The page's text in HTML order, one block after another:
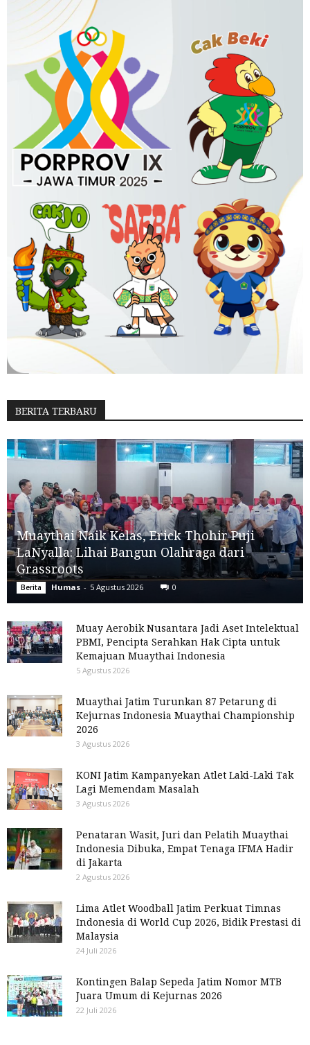
BERITA TERBARU
Muaythai Naik Kelas, Erick Thohir Puji
LaNyalla: Lihai Bangun Olahraga dari
Grassroots
Berita Humas - 5 Agustus 2026 0
Muay Aerobik Nusantara Jadi Aset Intelektual
PBMI, Pencipta Serahkan Hak Cipta untuk
Kemajuan Muaythai Indonesia
5 Agustus 2026
Muaythai Jatim Turunkan 87 Petarung di
Kejurnas Indonesia Muaythai Championship
2026
3 Agustus 2026
KONI Jatim Kampanyekan Atlet Laki-Laki Tak
Lagi Memendam Masalah
3 Agustus 2026
Penataran Wasit, Juri dan Pelatih Muaythai
Indonesia Dibuka, Empat Tenaga IFMA Hadir
di Jakarta
2 Agustus 2026
Lima Atlet Woodball Jatim Perkuat Timnas
Indonesia di World Cup 2026, Bidik Prestasi di
Malaysia
24 Juli 2026
Kontingen Balap Sepeda Jatim Nomor MTB
Juara Umum di Kejurnas 2026
22 Juli 2026